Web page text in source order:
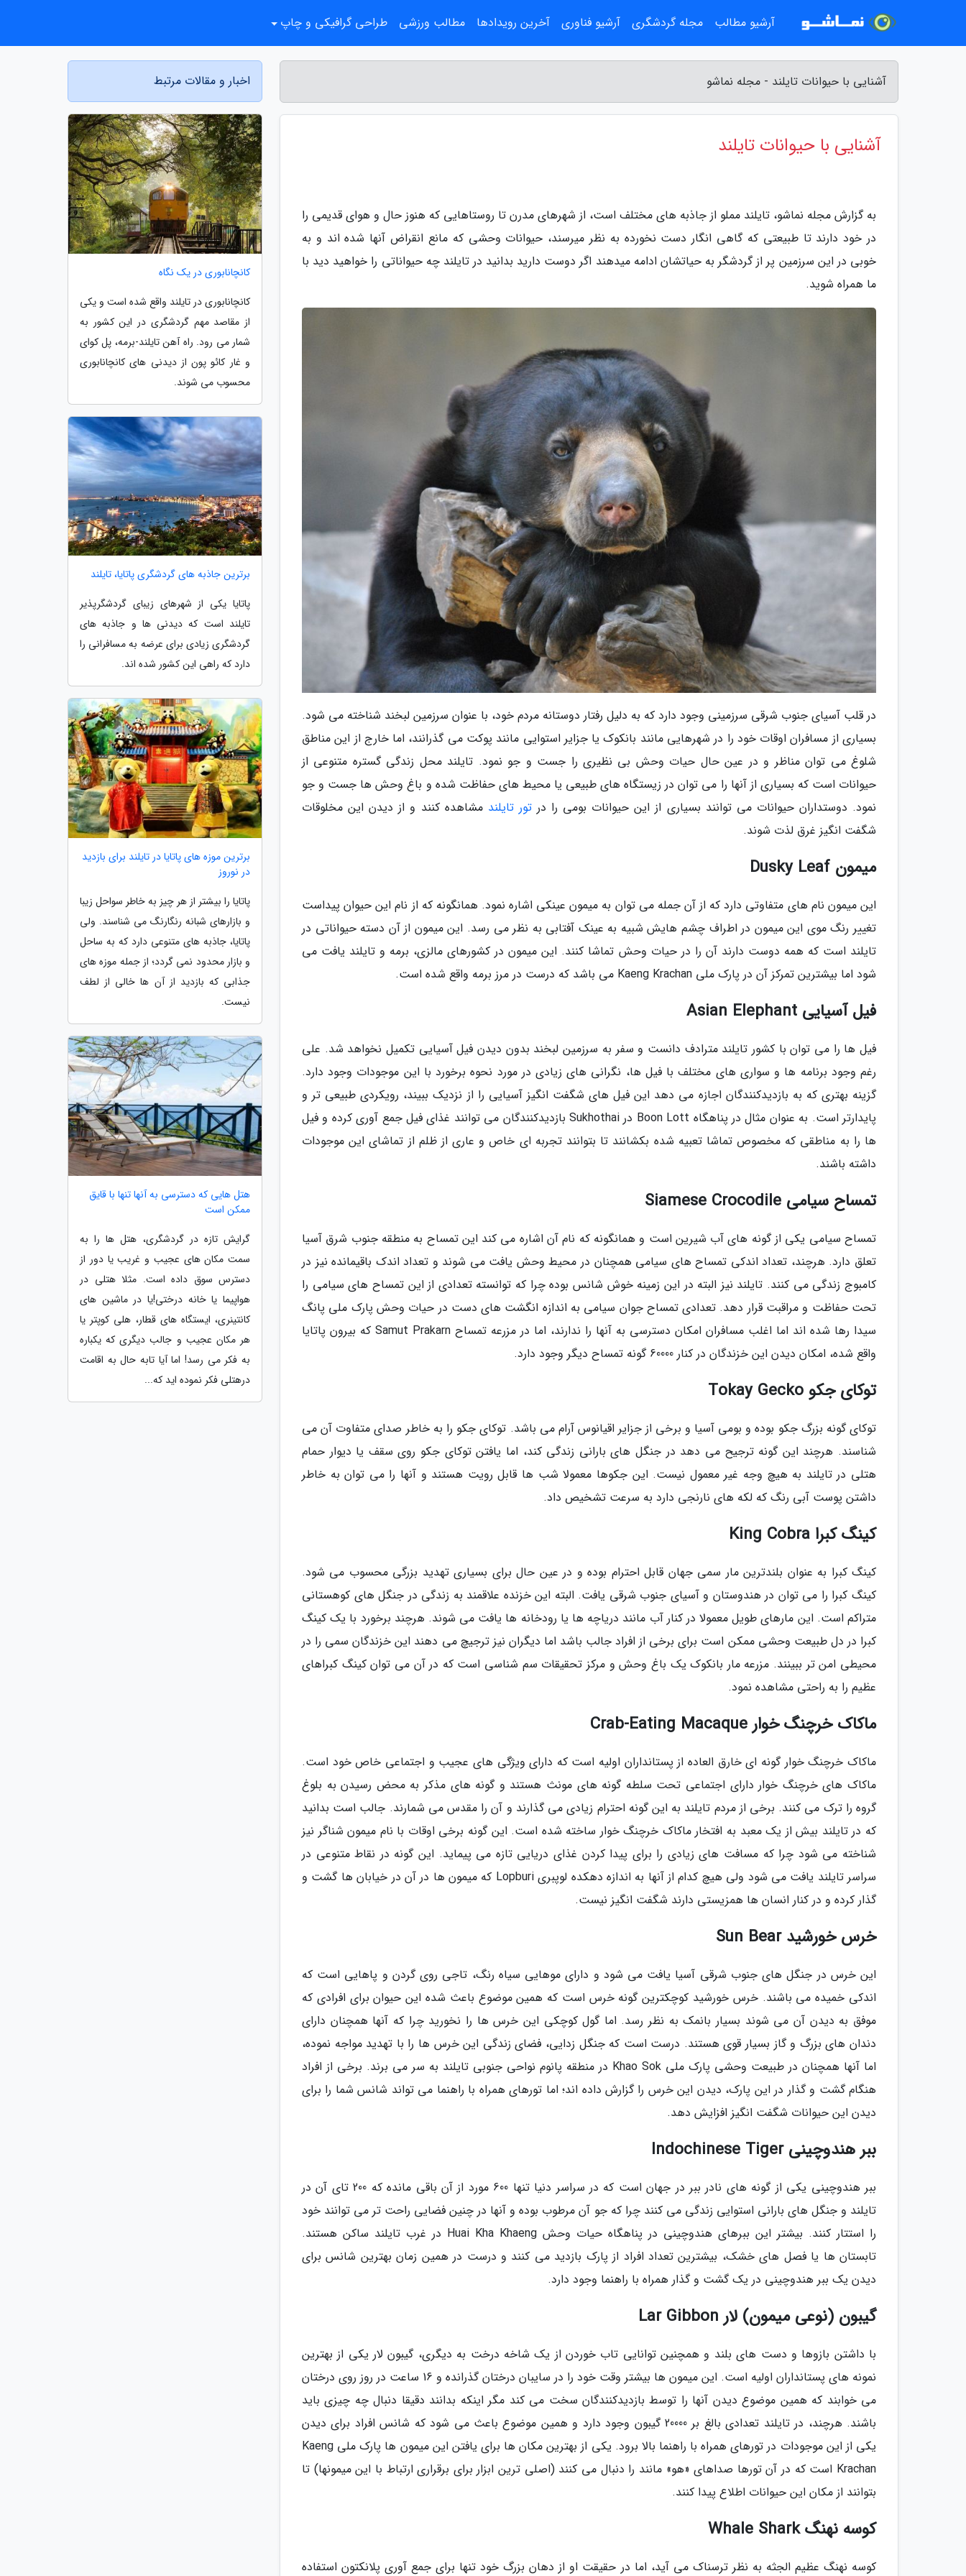
آشنایی با حیوانات تایلند - مجله نماشو
آشنایی با حیوانات تایلند
به گزارش مجله نماشو، تایلند مملو از جاذبه های مختلف است، از شهرهای مدرن تا روستاهایی که هنوز حال و هوای قدیمی را
در خود دارند تا طبیعتی که گاهی انگار دست نخورده به نظر میرسند، حیوانات وحشی که مانع انقراض آنها شده اند و به
خوبی در این سرزمین پر از گردشگر به حیاتشان ادامه میدهند اگر دوست دارید بدانید در تایلند چه حیواناتی را خواهید دید با
ما همراه شوید.
در قلب آسیای جنوب شرقی سرزمینی وجود دارد که به دلیل رفتار دوستانه مردم خود، با عنوان سرزمین لبخند شناخته می شود.
بسیاری از مسافران اوقات خود را در شهرهایی مانند بانکوک یا جزایر استوایی مانند پوکت می گذرانند، اما خارج از این مناطق
شلوغ می توان مناظر و در عین حال حیات وحش بی نظیری را جست و جو نمود. تایلند محل زندگی گستره متنوعی از
حیوانات است که بسیاری از آنها را می توان در زیستگاه های طبیعی یا محیط های حفاظت شده و باغ وحش ها جست و جو
نمود. دوستداران حیوانات می توانند بسیاری از این حیوانات بومی را درتور تایلند مشاهده کنند و از دیدن این مخلوقات
شگفت انگیز غرق لذت شوند.
میمون Dusky Leaf
این میمون نام های متفاوتی دارد که از آن جمله می توان به میمون عینکی اشاره نمود. همانگونه که از نام این حیوان پیداست
تغییر رنگ موی این میمون در اطراف چشم هایش شبیه به عینک آفتابی به نظر می رسد. این میمون از آن دسته حیواناتی در
تایلند است که همه دوست دارند آن را در حیات وحش تماشا کنند. این میمون در کشورهای مالزی، برمه و تایلند یافت می
شود اما بیشترین تمرکز آن در پارک ملی Kaeng Krachan می باشد که درست در مرز برمه واقع شده است.
فیل آسیایی Asian Elephant
فیل ها را می توان با کشور تایلند مترادف دانست و سفر به سرزمین لبخند بدون دیدن فیل آسیایی تکمیل نخواهد شد. علی
رغم وجود برنامه ها و سواری های مختلف با فیل ها، نگرانی های زیادی در مورد نحوه برخورد با این موجودات وجود دارد.
گزینه بهتری که به بازدیدکنندگان اجازه می دهد این فیل های شگفت انگیز آسیایی را از نزدیک ببیند، رویکردی طبیعی تر و
پایدارتر است. به عنوان مثال در پناهگاه Boon Lott در Sukhothai بازدیدکنندگان می توانند غذای فیل جمع آوری کرده و فیل
ها را به مناطقی که مخصوص تماشا تعبیه شده بکشانند تا بتوانند تجربه ای خاص و عاری از ظلم از تماشای این موجودات
داشته باشند.
تمساح سیامی Siamese Crocodile
تمساح سیامی یکی از گونه های آب شیرین است و همانگونه که نام آن اشاره می کند این تمساح به منطقه جنوب شرق آسیا
تعلق دارد. هرچند، تعداد اندکی تمساح های سیامی همچنان در محیط وحش یافت می شوند و تعداد اندک باقیمانده نیز در
کامبوج زندگی می کنند. تایلند نیز البته در این زمینه خوش شانس بوده چرا که توانسته تعدادی از این تمساح های سیامی را
تحت حفاظت و مراقبت قرار دهد. تعدادی تمساح جوان سیامی به اندازه انگشت های دست در حیات وحش پارک ملی پانگ
سیدا رها شده اند اما اغلب مسافران امکان دسترسی به آنها را ندارند، اما در مزرعه تمساح Samut Prakarn که بیرون پاتایا
واقع شده، امکان دیدن این خزندگان در کنار 60000 گونه تمساح دیگر وجود دارد.
توکای جکو Tokay Gecko
توکای گونه بزرگ جکو بوده و بومی آسیا و برخی از جزایر اقیانوس آرام می باشد. توکای جکو را به خاطر صدای متفاوت آن می
شناسند. هرچند این گونه ترجیح می دهد در جنگل های بارانی زندگی کند، اما یافتن توکای جکو روی سقف یا دیوار حمام
هتلی در تایلند به هیچ وجه غیر معمول نیست. این جکوها معمولا شب ها قابل رویت هستند و آنها را می توان به خاطر
داشتن پوست آبی رنگ که لکه های نارنجی دارد به سرعت تشخیص داد.
کینگ کبرا King Cobra
کینگ کبرا به عنوان بلندترین مار سمی جهان قابل احترام بوده و در عین حال برای بسیاری تهدید بزرگی محسوب می شود.
کینگ کبرا را می توان در هندوستان و آسیای جنوب شرقی یافت. البته این خزنده علاقمند به زندگی در جنگل های کوهستانی
متراکم است. این مارهای طویل معمولا در کنار آب مانند دریاچه ها یا رودخانه ها یافت می شوند. هرچند برخورد با یک کینگ
کبرا در دل طبیعت وحشی ممکن است برای برخی از افراد جالب باشد اما دیگران نیز ترجیچ می دهند این خزندگان سمی را در
محیطی امن تر ببینند. مزرعه مار بانکوک یک باغ وحش و مرکز تحقیقات سم شناسی است که در آن می توان کینگ کبراهای
عظیم را به راحتی مشاهده نمود.
ماکاک خرچنگ خوار Crab-Eating Macaque
ماکاک خرچنگ خوار گونه ای خارق العاده از پستانداران اولیه است که دارای ویژگی های عجیب و اجتماعی خاص خود است.
ماکاک های خرچنگ خوار دارای اجتماعی تحت سلطه گونه های مونث هستند و گونه های مذکر به محض رسیدن به بلوغ
گروه را ترک می کنند. برخی از مردم تایلند به این گونه احترام زیادی می گذارند و آن را مقدس می شمارند. جالب است بدانید
که در تایلند بیش از یک معبد به افتخار ماکاک خرچنگ خوار ساخته شده است. این گونه برخی اوقات با نام میمون شناگر نیز
شناخته می شود چرا که مسافت های زیادی را برای پیدا کردن غذای دریایی تازه می پیماید. این گونه در نقاط متنوعی در
سراسر تایلند یافت می شود ولی هیچ کدام از آنها به اندازه دهکده لوپبری Lopburi که میمون ها در آن در خیابان ها گشت و
گذار کرده و در کنار انسان ها همزیستی دارند شگفت انگیز نیست.
خرس خورشید Sun Bear
این خرس در جنگل های جنوب شرقی آسیا یافت می شود و دارای موهایی سیاه رنگ، تاجی روی گردن و پاهایی است که
اندکی خمیده می باشند. خرس خورشید کوچکترین گونه خرس است که همین موضوع باعث شده این حیوان برای افرادی که
موفق به دیدن آن می شوند بسیار بانمک به نظر رسد. اما گول کوچکی این خرس ها را نخورید چرا که آنها همچنان دارای
دندان های بزرگ و گاز بسیار قوی هستند. درست است که جنگل زدایی، فضای زندگی این خرس ها را با تهدید مواجه نموده،
اما آنها همچنان در طبیعت وحشی پارک ملی Khao Sok در منطقه پانوم نواحی جنوبی تایلند به سر می برند. برخی از افراد
هنگام گشت و گذار در این پارک، دیدن این خرس را گزارش داده اند؛ اما تورهای همراه با راهنما می تواند شانس شما را برای
دیدن این حیوانات شگفت انگیز افزایش دهد.
ببر هندوچینی Indochinese Tiger
ببر هندوچینی یکی از گونه های نادر ببر در جهان است که در سراسر دنیا تنها 600 مورد از آن باقی مانده که 200 تای آن در
تایلند و جنگل های بارانی استوایی زندگی می کنند چرا که جو آن مرطوب بوده و آنها در چنین فضایی راحت تر می توانند خود
را استتار کنند. بیشتر این ببرهای هندوچینی در پناهگاه حیات وحش Huai Kha Khaeng در غرب تایلند ساکن هستند.
تابستان ها یا فصل های خشک، بیشترین تعداد افراد از پارک بازدید می کنند و درست در همین زمان بهترین شانس برای
دیدن یک ببر هندوچینی در یک گشت و گذار همراه با راهنما وجود دارد.
گیبون (نوعی میمون) لار Lar Gibbon
با داشتن بازوها و دست های بلند و همچنین توانایی تاب خوردن از یک شاخه درخت به دیگری، گیبون لار یکی از بهترین
نمونه های پستانداران اولیه است. این میمون ها بیشتر وقت خود را در سایبان درختان گذرانده و 16 ساعت در روز روی درختان
می خوابند که همین موضوع دیدن آنها را توسط بازدیدکنندگان سخت می کند مگر اینکه بدانند دقیقا دنبال چه چیزی باید
باشند. هرچند، در تایلند تعدادی بالغ بر 20000 گیبون وجود دارد و همین موضوع باعث می شود که شانس افراد برای دیدن
یکی از این موجودات در تورهای همراه با راهنما بالا برود. یکی از بهترین مکان ها برای یافتن این میمون ها پارک ملی Kaeng
Krachan است که در آن تورها صداهای «هو» مانند را دنبال می کنند (اصلی ترین ابزار برای برقراری ارتباط با این میمونها) تا
بتوانند از مکان این حیوانات اطلاع پیدا کنند.
کوسه نهنگ Whale Shark
کوسه نهنگ عظیم الجثه به نظر ترسناک می آید، اما در حقیقت او از دهان بزرگ خود تنها برای جمع آوری پلانکتون استفاده
اخبار و مقالات مرتبط
کانچانابوری در یک نگاه
کانچانابوری در تایلند واقع شده است و یکی
از مقاصد مهم گردشگری در این کشور به
شمار می رود. راه آهن تایلند-برمه، پل کوای
و غار کائو پون از دیدنی های کانچانابوری
محسوب می شوند.
برترین جاذبه های گردشگری پاتایا، تایلند
پاتایا یکی از شهرهای زیبای گردشگرپذیر
تایلند است که دیدنی ها و جاذبه های
گردشگری زیادی برای عرضه به مسافرانی را
دارد که راهی این کشور شده اند.
برترین موزه های پاتایا در تایلند برای بازدید
در نوروز
پاتایا را بیشتر از هر چیز به خاطر سواحل زیبا
و بازارهای شبانه رنگارنگ می شناسند. ولی
پاتایا، جاذبه های متنوعی دارد که به ساحل
و بازار محدود نمی گردد؛ از جمله موزه های
جذابی که بازدید از آن ها خالی از لطف
نیست.
هتل هایی که دسترسی به آنها تنها با قایق
ممکن است
گرایش تازه در گردشگری، هتل ها را به
سمت مکان های عجیب و غریب یا دور از
دسترس سوق داده است. مثلا هتلی در
هواپیما یا خانه درختی!یا در ماشین های
کانتینری، ایستگاه های قطار، هلی کوپتر یا
هر مکان عجیب و جالب دیگری که یکباره
به فکر می رسد! اما آیا تابه حال به اقامت
درهتلی فکر نموده اید که...
آرشیو مطالب مجله گردشگری آرشیو فناوری آخرین رویدادها مطالب ورزشی طراحی گرافیکی و چاپ